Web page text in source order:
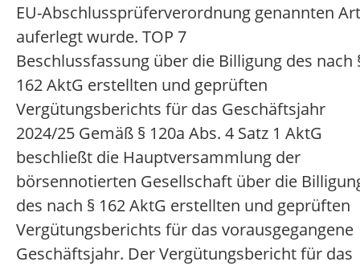
EU-Abschlussprüferverordnung genannten Art
auferlegt wurde. TOP 7
Beschlussfassung über die Billigung des nach
162 AktG erstellten und geprüften
Vergütungsberichts für das Geschäftsjahr
2024/25 Gemäß § 120a Abs. 4 Satz 1 AktG
beschließt die Hauptversammlung der
börsennotierten Gesellschaft über die
des nach § 162 AktG erstellten und geprüften
Vergütungsberichts für das vorausgegangene
Geschäftsjahr. Der Vergütungsbericht für das